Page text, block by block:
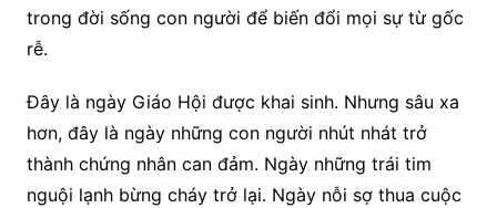
trong đời sống con người để biến đổi mọi sự từ gốc
rễ.
Đây là ngày Giáo Hội được khai sinh. Nhưng sâu xa
hơn, đây là ngày những con người nhút nhát trở
thành chứng nhân can đảm. Ngày những trái tim
nguội lạnh bừng cháy trở lại. Ngày nỗi sợ thua cuộc